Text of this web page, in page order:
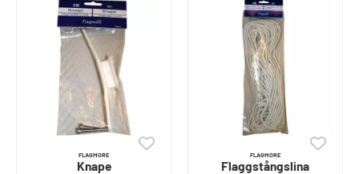
FLAGMORE
Knape
FLAGMORE
Flaggstångslina